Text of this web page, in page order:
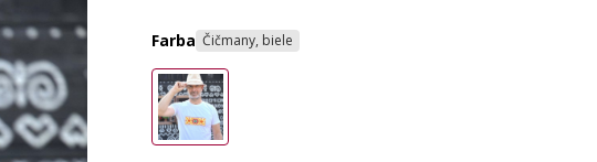
Farba Čičmany, biele